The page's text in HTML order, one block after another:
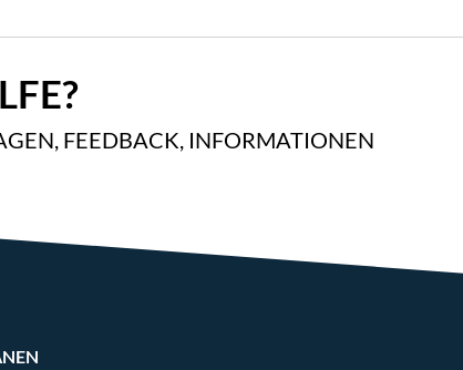
FEEDBACK, INFORMATIONEN